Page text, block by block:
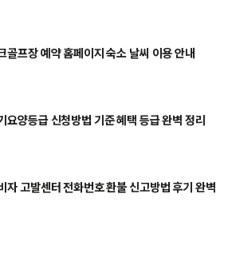
골프장 예약 홈페이지 숙소 날씨 이용 안내
요양등급 신청방법 기준 혜택 등급 완벽 정리
자 고발센터 전화번호 환불 신고방법 후기 완벽